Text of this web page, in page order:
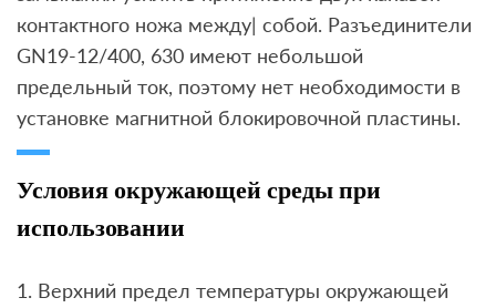
контактного ножа между| собой. Разъединители
GN19-12/400, 630 имеют небольшой
предельный ток, поэтому нет необходимости в
установке магнитной блокировочной пластины.
Условия окружающей среды при
использовании
1. Верхний предел температуры окружающей